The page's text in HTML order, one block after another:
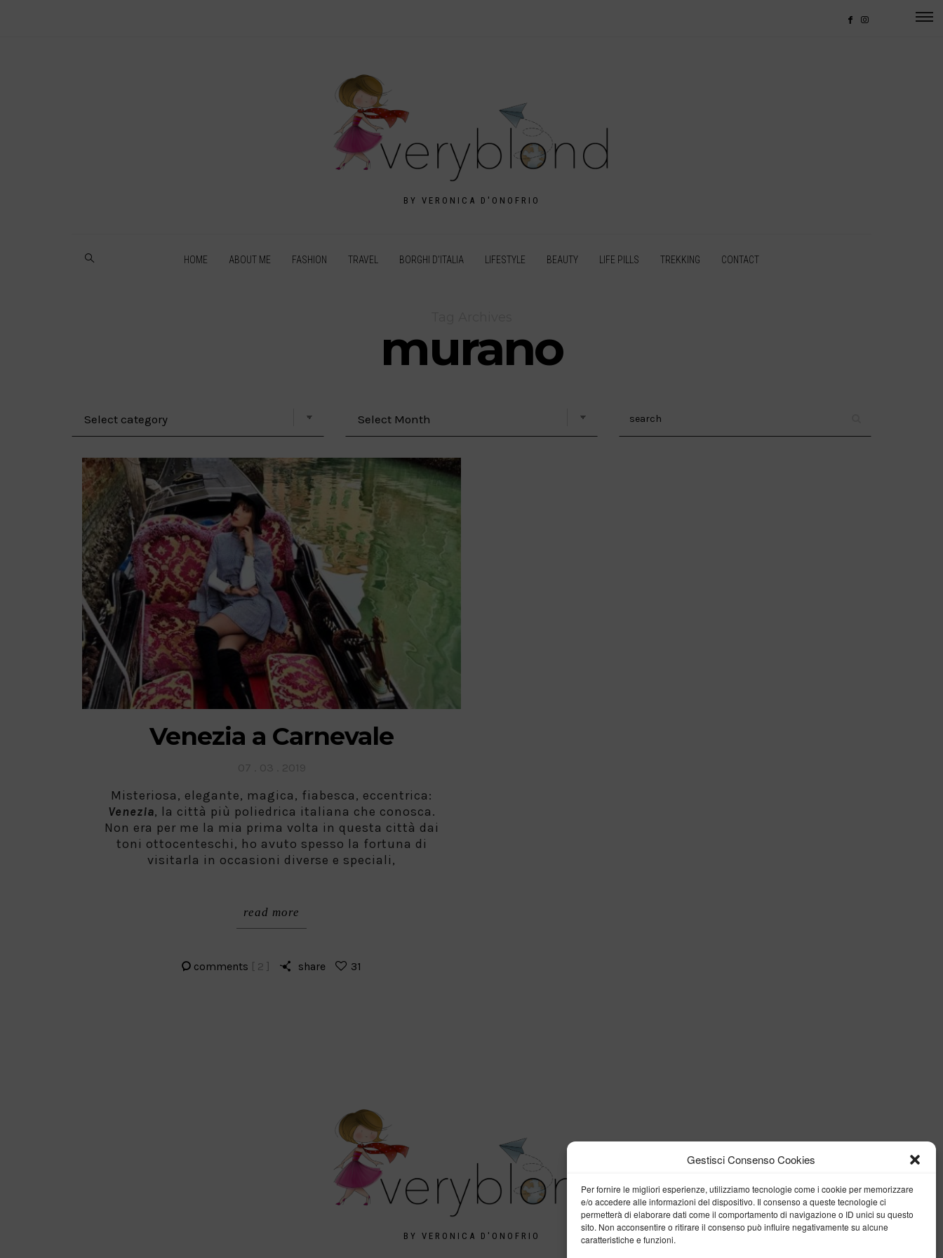
Gestisci Consenso Cookies
Per fornire le migliori esperienze, utilizziamo tecnologie come i cookie per memorizzare
e/o accedere alle informazioni del dispositivo. Il consenso a queste tecnologie ci
permetterà di elaborare dati come il comportamento di navigazione o ID unici su questo
sito. Non acconsentire o ritirare il consenso può influire negativamente su alcune
caratteristiche e funzioni.
BY VERONICA D'ONOFRIO
HOME ABOUT ME FASHION TRAVEL BORGHI D’ITALIA LIFESTYLE BEAUTY LIFE PILLS TREKKING CONTACT
murano
Venezia a Carnevale
Misteriosa, elegante, magica, fiabesca, eccentrica:
Venezia, la città più poliedrica italiana che conosca.
Non era per me la mia prima volta in questa città dai
toni ottocenteschi, ho avuto spesso la fortuna di
visitarla in occasioni diverse e speciali,
read more
comments [ 2 ] share 31
BY VERONICA D'ONOFRIO